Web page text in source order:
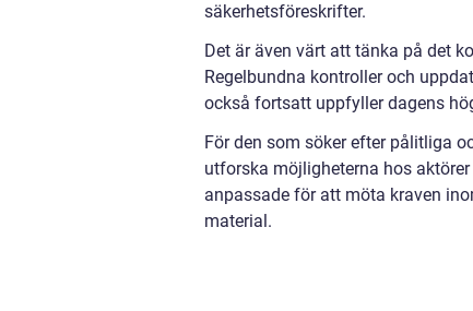
säkerhetsföreskrifter.
Det är även värt att tänka på det
Regelbundna kontroller och
också fortsatt uppfyller dagens
För den som söker efter pålitliga
utforska möjligheterna hos
anpassade för att möta kraven
material.